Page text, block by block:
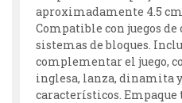
aproximadamente 4.5 cm
Compatible con juegos
sistemas de bloques.
complementar el juego,
inglesa, lanza, dinamita
característicos.